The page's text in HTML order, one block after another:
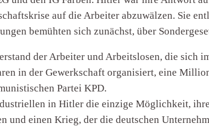
auf die Arbeiter abzuwälzen. Sie
bemühten sich zunächst, über
der Arbeiter und Arbeitslosen, die sich
in der Gewerkschaft organisiert, eine
Partei KPD.
in Hitler die einzige Möglichkeit,
und einen Krieg, der die deutschen